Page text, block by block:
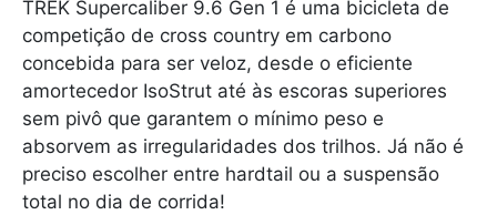
TREK Supercaliber 9.6 Gen 1 é uma bicicleta de
competição de cross country em carbono
concebida para ser veloz, desde o eficiente
amortecedor IsoStrut até às escoras superiores
sem pivô que garantem o mínimo peso e
absorvem as irregularidades dos trilhos. Já não é
preciso escolher entre hardtail ou a suspensão
total no dia de corrida!